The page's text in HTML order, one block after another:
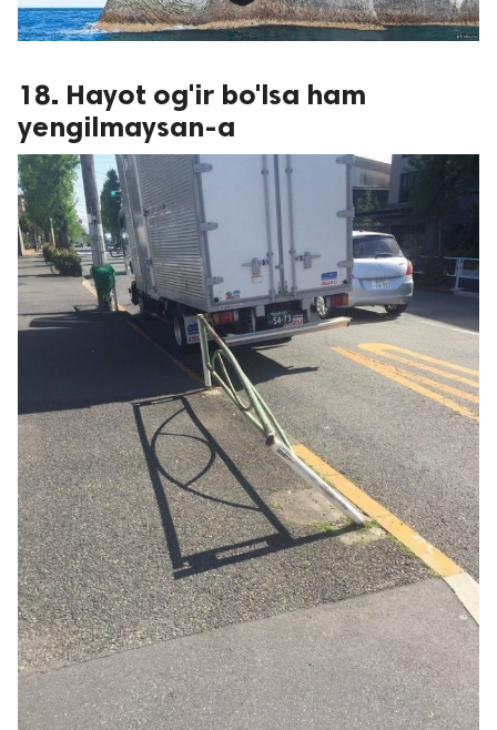
18. Hayot og'ir bo'lsa ham
yengilmaysan-a